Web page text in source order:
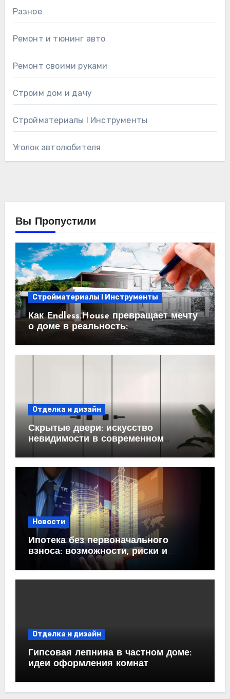
Разное
Ремонт и тюнинг авто
Ремонт своими руками
Строим дом и дачу
Стройматериалы l Инструменты
Уголок автолюбителя
Вы Пропустили
Стройматериалы l Инструменты
Как Endless.House превращает мечту
о доме в реальность:
проектирование под ключ
Отделка и дизайн
Скрытые двери: искусство
невидимости в современном
Новости
Ипотека без первоначального
взноса: возможности, риски и
практические рекомендации<
Отделка и дизайн
Гипсовая лепнина в частном доме:
идеи оформления комнат